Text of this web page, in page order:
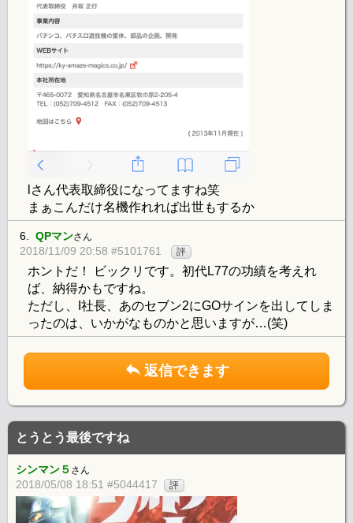
lさん代表取締役になってますね笑
まぁこんだけ名機作れれば出世もするか
6. QPマンさん
2018/11/09 20:58 #5101761 評
ホントだ！ ビックリです。初代L77の功績を考えれ
ば、納得かもですね。
ただし、I社長、あのセブン2にGOサインを出してしま
ったのは、いかがなものかと思いますが…(笑)
返信できます
とうとう最後ですね
シンマン５ さん
2018/05/08 18:51 #5044417 評